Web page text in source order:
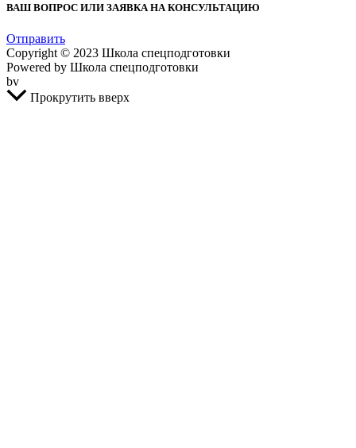
ВАШ ВОПРОС ИЛИ ЗАЯВКА НА КОНСУЛЬТАЦИЮ
Отправить
Copyright © 2023 Школа спецподготовки
Powered by Школа спецподготовки
bv
Прокрутить вверх